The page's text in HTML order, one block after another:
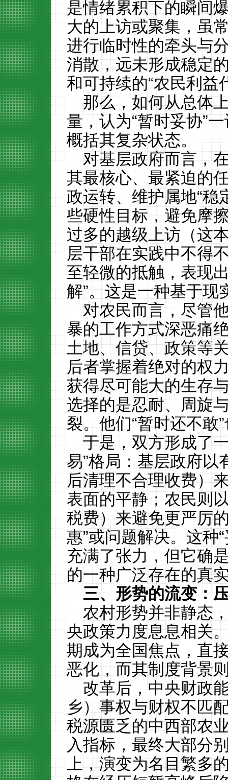
是情绪累积下的瞬间
大的上访或聚集，虽
进行临时性的牵头与
消散，远未形成稳定
和可持续的“农民利益
那么，如何从总体
量，认为“暂时妥协”
概括其复杂状态。
对基层政府而言，
其最核心、最紧迫的
政运转、维护属地“稳
些硬性目标，避免摩
过多的越级上访（这
层干部在实践中不得
至轻微的抵触，表现
解”。这是一种基于现
对农民而言，尽管
暴的工作方式深恶痛
土地、信贷、政策等
后者掌握着绝对的权
获得尽可能大的生存
选择的是忍耐、周旋
裂。他们“暂时还不敢
于是，双方形成了
易”格局：基层政府以
后清理不合理收费）
表面的平静；农民则
税费）来避免更严厉
惠”或问题解决。这种
充满了张力，但它确
的一种广泛存在的真
三、形势的流变：
农村形势并非静态
央政策力度息息相关
期成为全国焦点，直
恶化，而其制度背景
改革后，中央财政
乡）事权与财权不匹
税源匮乏的中西部农
入指标，最终大部分
上，演变为名目繁多